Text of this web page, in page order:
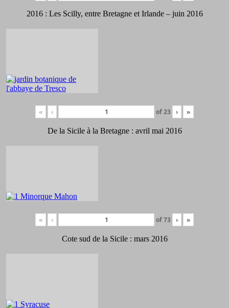
2016 : Les Scilly, entre Bretagne et Irlande – juin 2016
« ‹ of23 › »
De la Sicile à la Bretagne : avril mai 2016
« ‹ of73 › »
Cote sud de la Sicile : mars 2016